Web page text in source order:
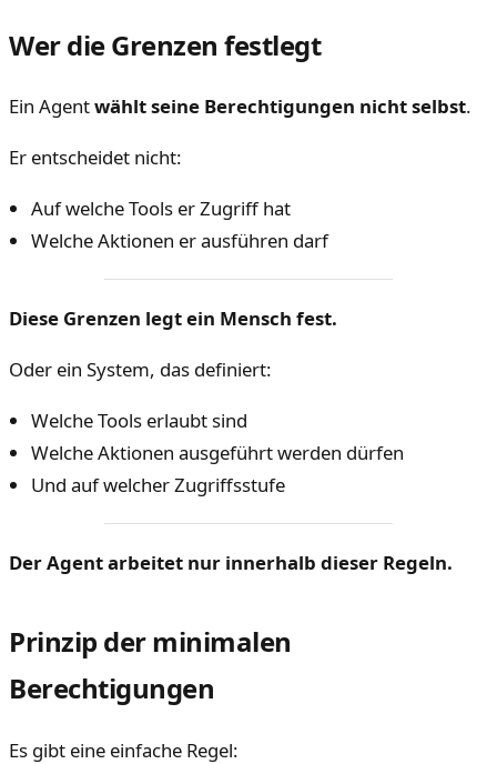
Wer die Grenzen festlegt
Ein Agentwählt seine Berechtigungen nicht selbst.
Er entscheidet nicht:
Auf welche Tools er Zugriff hat
Welche Aktionen er ausführen darf
Diese Grenzen legt ein Mensch fest.
Oder ein System, das definiert:
Welche Tools erlaubt sind
Welche Aktionen ausgeführt werden dürfen
Und auf welcher Zugriffsstufe
Der Agent arbeitet nur innerhalb dieser Regeln.
Prinzip der minimalen
Berechtigungen
Es gibt eine einfache Regel: